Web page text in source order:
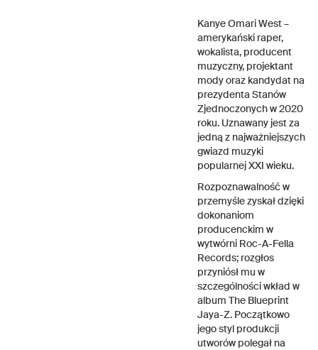
Kanye Omari West –
amerykański raper,
wokalista, producent
muzyczny, projektant
mody oraz kandydat na
prezydenta Stanów
Zjednoczonych w 2020
roku. Uznawany jest za
jedną z najważniejszych
gwiazd muzyki
popularnej XXI wieku.
Rozpoznawalność w
przemyśle zyskał dzięki
dokonaniom
producenckim w
wytwórni Roc-A-Fella
Records; rozgłos
przyniósł mu w
szczególności wkład w
album The Blueprint
Jaya-Z. Początkowo
jego styl produkcji
utworów polegał na